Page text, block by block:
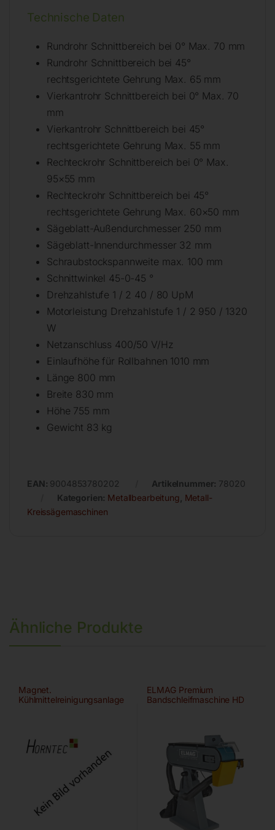
Technische Daten
Rundrohr Schnittbereich bei 0° Max. 70 mm
Rundrohr Schnittbereich bei 45°
rechtsgerichtete Gehrung Max. 65 mm
Vierkantrohr Schnittbereich bei 0° Max. 70
mm
Vierkantrohr Schnittbereich bei 45°
rechtsgerichtete Gehrung Max. 55 mm
Rechteckrohr Schnittbereich bei 0° Max.
95×55 mm
Rechteckrohr Schnittbereich bei 45°
rechtsgerichtete Gehrung Max. 60×50 mm
Sägeblatt-Außendurchmesser 250 mm
Sägeblatt-Innendurchmesser 32 mm
Schraubstockspannweite max. 100 mm
Schnittwinkel 45-0-45 °
Drehzahlstufe 1 / 2 40 / 80 UpM
Motorleistung Drehzahlstufe 1 / 2 950 / 1320
W
Netzanschluss 400/50 V/Hz
Einlaufhöhe für Rollbahnen 1010 mm
Länge 800 mm
Breite 830 mm
Höhe 755 mm
Gewicht 83 kg
EAN: 9004853780202 Artikelnummer: 78020
Kategorien: Metallbearbeitung Metall-
Kreissägemaschinen
Ähnliche Produkte
Magnet.
Kühlmittelreinigungsanlage
ELMAG Premium
Bandschleifmaschine HD